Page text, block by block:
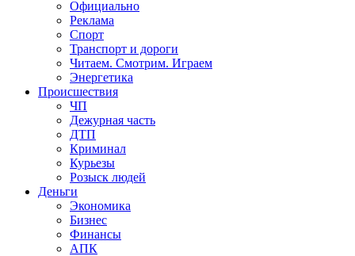
Официально
Реклама
Спорт
Транспорт и дороги
Читаем. Смотрим. Играем
Энергетика
Происшествия
ЧП
Дежурная часть
ДТП
Криминал
Курьезы
Розыск людей
Деньги
Экономика
Бизнес
Финансы
АПК